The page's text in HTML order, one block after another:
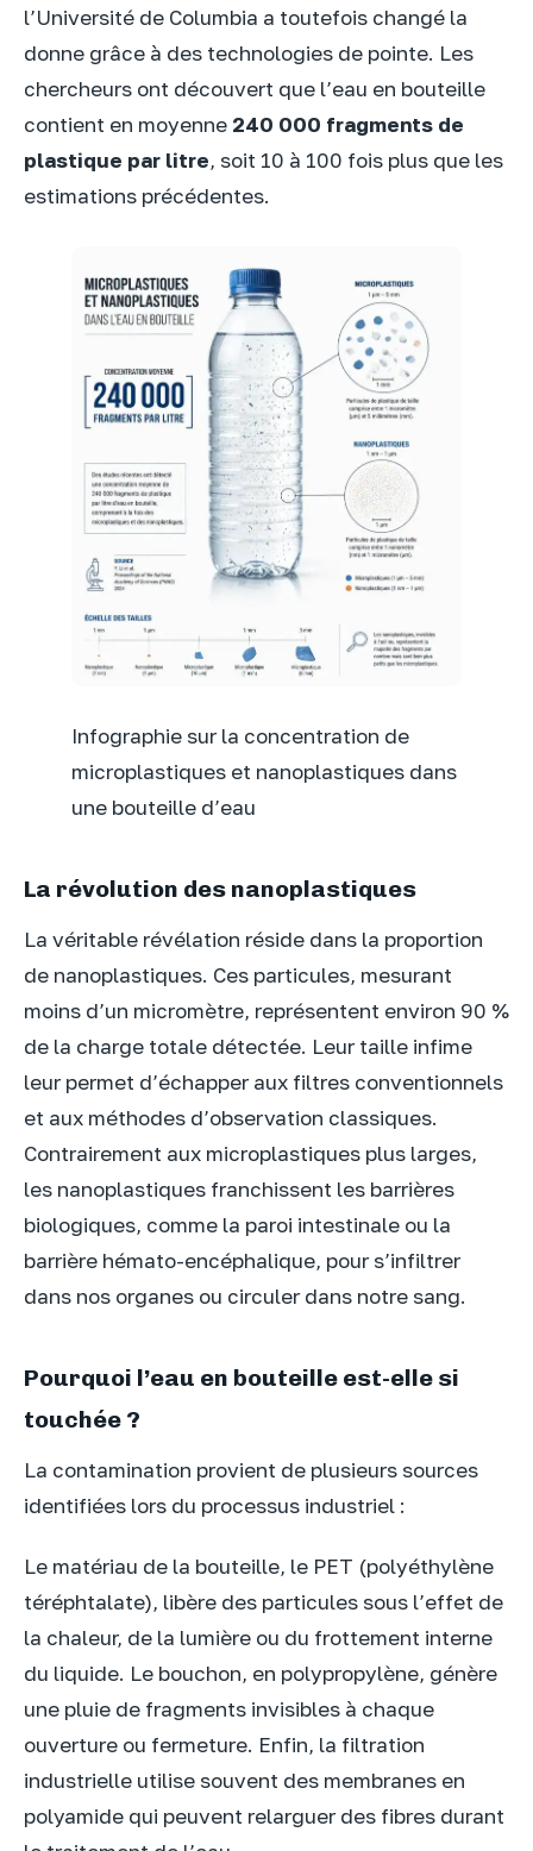
l’Université de Columbia a toutefois changé la
donne grâce à des technologies de pointe. Les
chercheurs ont découvert que l’eau en bouteille
contient en moyenne 240 000 fragments de
plastique par litre, soit 10 à 100 fois plus que les
estimations précédentes.
Infographie sur la concentration de
microplastiques et nanoplastiques dans
une bouteille d’eau
La révolution des nanoplastiques
La véritable révélation réside dans la proportion
de nanoplastiques. Ces particules, mesurant
moins d’un micromètre, représentent environ 90 %
de la charge totale détectée. Leur taille infime
leur permet d’échapper aux filtres conventionnels
et aux méthodes d’observation classiques.
Contrairement aux microplastiques plus larges,
les nanoplastiques franchissent les barrières
biologiques, comme la paroi intestinale ou la
barrière hémato-encéphalique, pour s’infiltrer
dans nos organes ou circuler dans notre sang.
Pourquoi l’eau en bouteille est-elle si
touchée ?
La contamination provient de plusieurs sources
identifiées lors du processus industriel :
Le matériau de la bouteille, le PET (polyéthylène
téréphtalate), libère des particules sous l’effet de
la chaleur, de la lumière ou du frottement interne
du liquide. Le bouchon, en polypropylène, génère
une pluie de fragments invisibles à chaque
ouverture ou fermeture. Enfin, la filtration
industrielle utilise souvent des membranes en
polyamide qui peuvent relarguer des fibres durant